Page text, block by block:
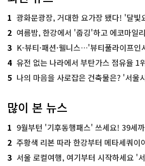
1 광화문광장, 거대한 요가장 됐다! '달빛요가'
2 여름밤, 한강에서 '줍깅'하고 에코마일
3 K-뷰티·패션·웰니스…'뷰티풀라이프인서
4 유전 없는 나라에서 부탄가스 점유율 1
5 나의 마음을 사로잡은 건축물은? '서울시
많이 본 뉴스
1 9월부턴 '기후동행패스' 쓰세요! 39세
2 주황색 리본 따라 한강부터 메타세쿼이아 숲길
3 서울 로컬여행, 여기부터 시작하세요 '